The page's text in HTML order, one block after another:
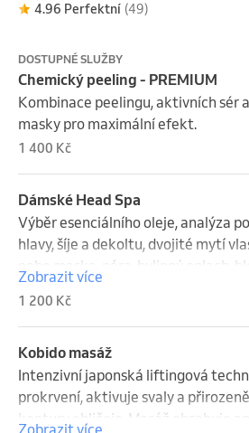
4.96 Perfektní (49)
DOSTUPNÉ SLUŽBY
Chemický peeling - PREMIUM
Kombinace peelingu, aktivních sér
masky pro maximální efekt.
1 400 Kč
Dámské Head Spa
Výběr esenciálního oleje, analýza
hlavy, šíje a dekoltu, dvojité mytí
nebo maska, pára, bylinný oplach,
vlasové pokožky, foukání a styling
Zobrazit více
1 200 Kč
Kobido masáž
Intenzivní japonská liftingová
prokrvení, aktivuje svaly a
kontury obličeje. Masáž obsahuje